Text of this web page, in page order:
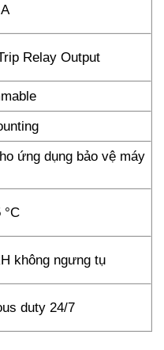
Relay Output
ứng dụng bảo vệ máy
không ngưng tụ
duty 24/7